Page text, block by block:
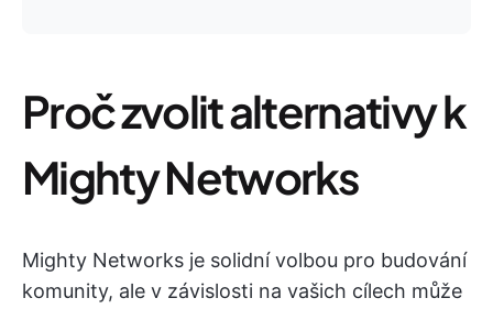
Proč zvolit alternativy k
Mighty Networks
Mighty Networks je solidní volbou pro budování
komunity, ale v závislosti na vašich cílech může